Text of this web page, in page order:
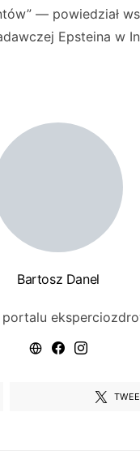
— powiedział
Epsteina w
Bartosz Danel
portalu